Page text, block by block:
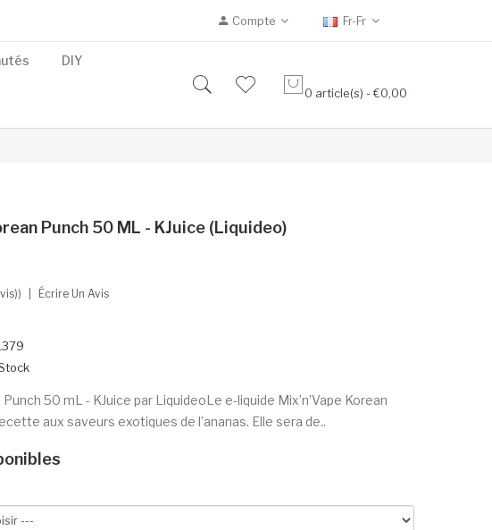
Compte Fr-Fr
DIY
0 article(s) - €0,00
Punch 50 ML - KJuice (Liquideo)
Écrire Un Avis
50 mL - KJuice par LiquideoLe e-liquide Mix’n’Vape Korean
aux saveurs exotiques de l’ananas. Elle sera de..